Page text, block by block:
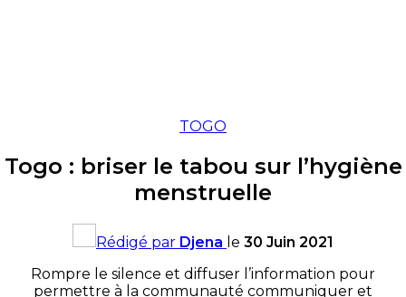
TOGO
Togo : briser le tabou sur l’hygiène
menstruelle
Rédigé par Djena le 30 Juin 2021
Rompre le silence et diffuser l’information pour
permettre à la communauté communiquer et